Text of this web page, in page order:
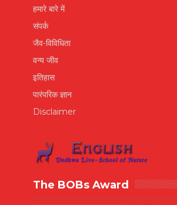
हमारे बारे में
संपर्क
जैव-विविधिता
वन्य जीव
इतिहास
पारंपरिक ज्ञान
Disclaimer
The BOBs Award